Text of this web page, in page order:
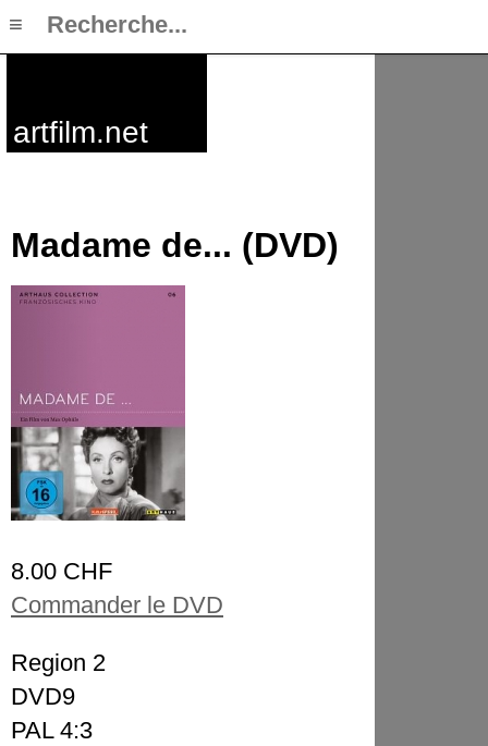
artfilm.net
Madame de... (DVD)
8.00 CHF
Commander le DVD
Region 2
DVD9
PAL 4:3
≡